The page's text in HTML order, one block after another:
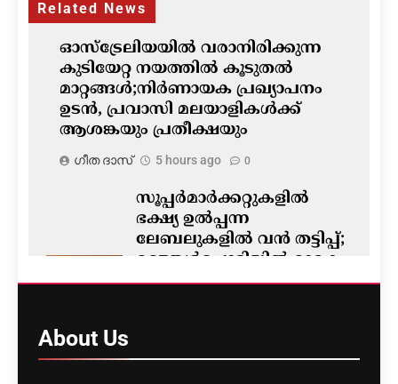
Related News
ഓസ്‌ട്രേലിയയിൽ വരാനിരിക്കുന്ന
കുടിയേറ്റ നയത്തിൽ കൂടുതൽ
മാറ്റങ്ങൾ;നിർണായക പ്രഖ്യാപനം
ഉടൻ, പ്രവാസി മലയാളികൾക്ക്
ആശങ്കയും പ്രതീക്ഷയും
ഗീത ദാസ്‌ 5 hours ago 0
സൂപ്പർമാർക്കറ്റുകളിൽ
ഭക്ഷ്യ ഉൽപ്പന്ന
ലേബലുകളിൽ വൻ തട്ടിപ്പ്;
മഞ്ഞൾപ്പൊടിയിൽ മാരക
വിഷാംശമെന്ന്
About Us